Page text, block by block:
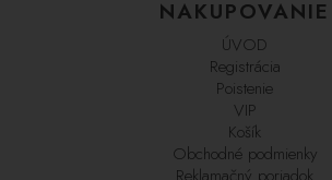
NAKUPOVANIE
ÚVOD
Registrácia
Poistenie
VIP
Košík
Obchodné podmienky